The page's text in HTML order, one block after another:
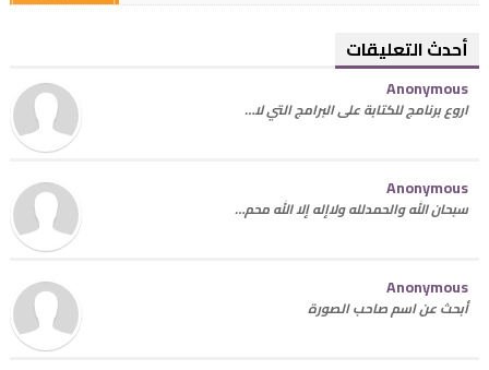
أحدث التعليقات
Anonymous
اروع برنامج للكتابة على البرامج التي لا…
Anonymous
سبحان الله والحمدلله ولاإله إلا الله محم…
Anonymous
أبحث عن اسم صاحب الصورة